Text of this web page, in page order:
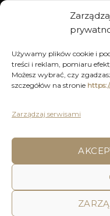
Używamy plików cookie i
treści i reklam, pomiaru
Możesz wybrać, czy
szczegółów na stronie
Zarządzaj serwisami
POLITYKA
Decor & You | Home